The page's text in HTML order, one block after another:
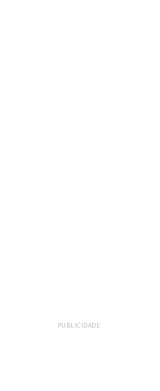
PUBLICIDADE